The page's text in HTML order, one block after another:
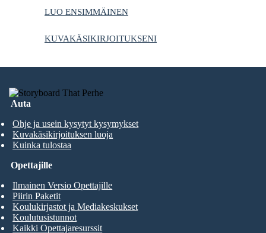
LUO ENSIMMÄINEN
KUVAKÄSIKIRJOITUKSENI
Auta
Ohje ja usein kysytyt kysymykset
Kuvakäsikirjoituksen luoja
Kuinka tulostaa
Opettajille
Ilmainen Versio Opettajille
Piirin Paketit
Koulukirjastot ja Mediakeskukset
Koulutusistunnot
Kaikki Opettajaresurssit